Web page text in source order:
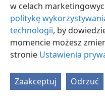
w celach
politykę
technologii, by
momencie możesz
stronie Ustawienia
Zaakceptuj Odrzuć
36Nikt z nas nie
niezdecydowanych,
uświadomić sobie teraz,
rzeczywista, prorocza
za późno; lepiej teraz
ludzkie, ale — jak jest
(1 Tesaloniczan 2:13). O